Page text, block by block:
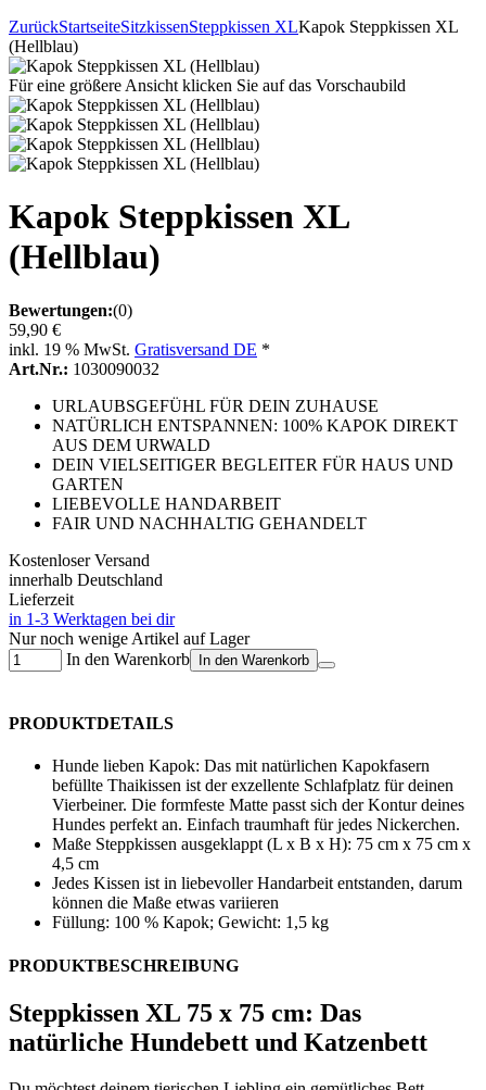
ZurückStartseiteSitzkissenSteppkissen XLKapok Steppkissen XL
(Hellblau)
Für eine größere Ansicht klicken Sie auf das Vorschaubild
Kapok Steppkissen XL
(Hellblau)
Bewertungen:(0)
59,90 €
inkl. 19 % MwSt. Gratisversand DE *
Art.Nr.: 1030090032
URLAUBSGEFÜHL FÜR DEIN ZUHAUSE
NATÜRLICH ENTSPANNEN: 100% KAPOK DIREKT
AUS DEM URWALD
DEIN VIELSEITIGER BEGLEITER FÜR HAUS UND
GARTEN
LIEBEVOLLE HANDARBEIT
FAIR UND NACHHALTIG GEHANDELT
Kostenloser Versand
innerhalb Deutschland
Lieferzeit
in 1-3 Werktagen bei dir
Nur noch wenige Artikel auf Lager
In den Warenkorb
In den Warenkorb
PRODUKTDETAILS
Hunde lieben Kapok: Das mit natürlichen Kapokfasern
befüllte Thaikissen ist der exzellente Schlafplatz für deinen
Vierbeiner. Die formfeste Matte passt sich der Kontur deines
Hundes perfekt an. Einfach traumhaft für jedes Nickerchen.
Maße Steppkissen ausgeklappt (L x B x H): 75 cm x 75 cm x
4,5 cm
Jedes Kissen ist in liebevoller Handarbeit entstanden, darum
können die Maße etwas variieren
Füllung: 100 % Kapok; Gewicht: 1,5 kg
PRODUKTBESCHREIBUNG
Steppkissen XL 75 x 75 cm: Das
natürliche Hundebett und Katzenbett